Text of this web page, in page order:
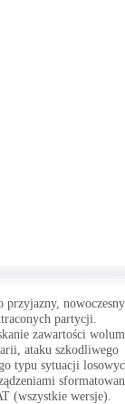
nowoczesny
partycji.
zawartości
ataku szkodliwego
typu sytuacji
(wszystkie wersje).